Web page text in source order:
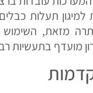
למיגון תעלות
מזאת, השימוש
מועדף בתעשיות